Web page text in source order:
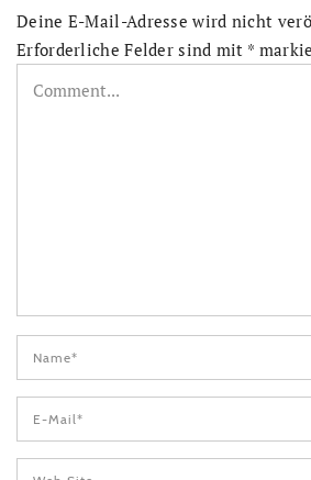
Deine E-Mail-Adresse wird nicht
Erforderliche Felder sind mit *